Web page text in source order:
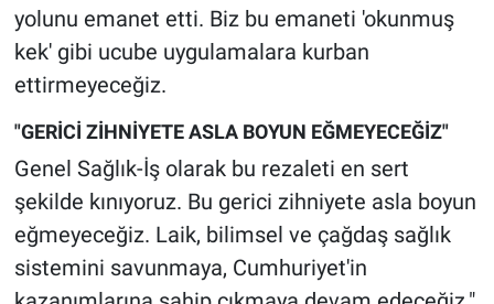
yolunu emanet etti. Biz bu emaneti 'okunmuş
kek' gibi ucube uygulamalara kurban
ettirmeyeceğiz.
"GERİCİ ZİHNİYETE ASLA BOYUN EĞMEYECEĞİZ"
Genel Sağlık-İş olarak bu rezaleti en sert
şekilde kınıyoruz. Bu gerici zihniyete asla boyun
eğmeyeceğiz. Laik, bilimsel ve çağdaş sağlık
sistemini savunmaya, Cumhuriyet'in